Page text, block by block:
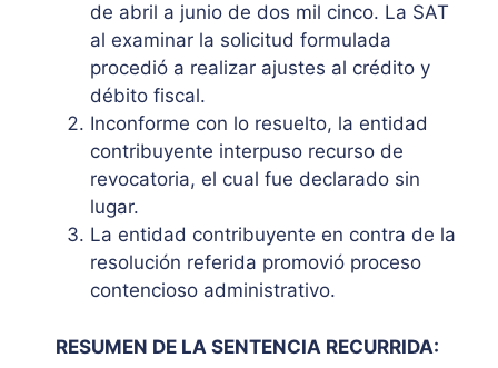
de abril a junio de dos mil cinco. La SAT
al examinar la solicitud formulada
procedió a realizar ajustes al crédito y
débito fiscal.
Inconforme con lo resuelto, la entidad
contribuyente interpuso recurso de
revocatoria, el cual fue declarado sin
lugar.
La entidad contribuyente en contra de la
resolución referida promovió proceso
contencioso administrativo.
RESUMEN DE LA SENTENCIA RECURRIDA: